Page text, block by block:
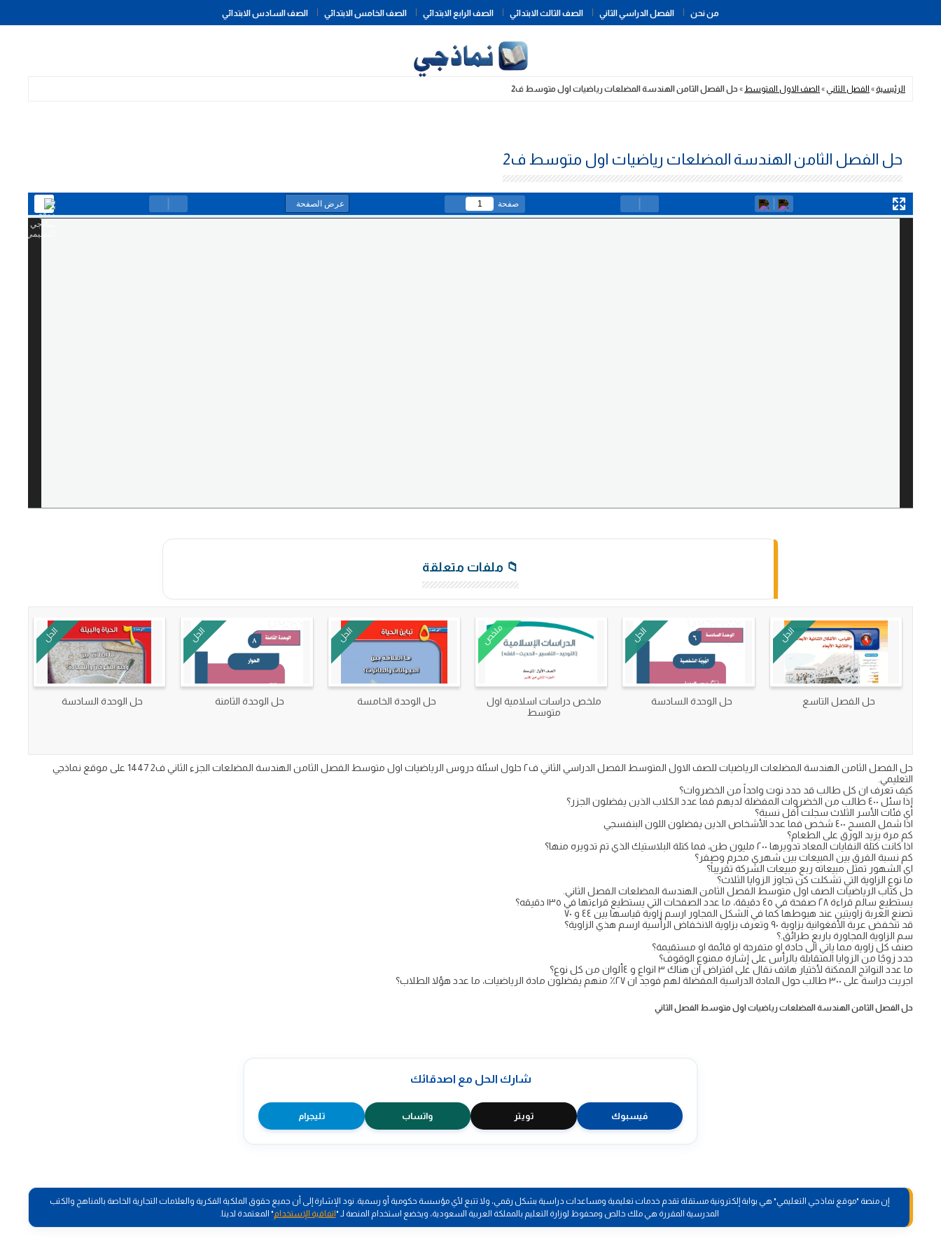
Skip
to
من نحن الفصل الدراسي الثاني الصف الثالث الابتدائي الصف الرابع الابتدائي الصف الخامس الابتدائي الصف السادس الابتدائي
الرئيسية » الفصل الثاني » الصف الاول المتوسط »حل الفصل الثامن الهندسة المضلعات رياضيات اول متوسط ف2
حل الفصل الثامن الهندسة المضلعات رياضيات اول متوسط ف2
📁 ملفات متعلقة
الحل
حل الفصل التاسع
الحل
حل الوحدة السادسة
ملخص
ملخص دراسات اسلامية اول
متوسط
الحل
حل الوحدة الخامسة
الحل
حل الوحدة الثامنة
الحل
حل الوحدة السادسة
حل الفصل الثامن الهندسة المضلعات الرياضيات للصف الاول المتوسط الفصل الدراسي الثاني ف٢ حلول اسئلة دروس الرياضيات اول متوسط الفصل الثامن الهندسة المضلعات الجزء الثاني ف2 1447 على موقع نماذجي
التعليمي.
كيف تعرف ان كل طالب قد حدد نوت واحداً من الخضروات؟
إذا سئل ٤٠٠ طالب من الخضروات المفضلة لديهم فما عدد الكلاب الذين يفضلون الجزر؟
اي فئات الأسر الثلاث سجلت أقل نسبة؟
اذا شمل المسح ٤٠٠ شخص فما عدد الأشخاص الذين يفضلون اللون البنفسجي
كم مرة يزيد الورق على الطعام؟
اذا كانت كتلة النفايات المعاد تدويرها ٢٠٠ مليون طن، فما كتلة البلاستيك الذي تم تدويره منها؟
كم نسبة الفرق بين المبيعات بين شهري محرم وصفر؟
اي الشهور تمثل مبيعاته ربع مبيعات الشركة تقريباً؟
ما نوع الزاوية التي تشكلت كن تجاوز الزوايا الثلاث؟
حل كتاب الرياضيات الصف اول متوسط الفصل الثامن الهندسة المضلعات الفصل الثاني.
يستطيع سالم قراءة ٢٨ صفحة في ٤٥ دقيقة، ما عدد الصفحات التي يستطيع قراءتها في ١٣٥ دقيقه؟
تصنع العربة زاويتين عند هبوطها كما في الشكل المجاور ارسم زاوية قياسها بين ٤٤ و ٧٠
قد تنخفض عربة الأفغوانية بزاوية ٩٠ وتعرف بزاوية الانخفاض الرأسية ارسم هذي الزاوية؟
سم الزاوية المجاورة باربع طرائق.؟
صنف كل زاوية مما ياتي الى حادة او متفرجة او قائمة او مستقيمة؟
حدد زوجًا من الزوايا المتقابلة بالرأس على إشارة ممنوع الوقوف؟
ما عدد النواتج الممكنة لأختيار هاتف نقال على افتراض ان هناك ٣ انواع و ٤ألوان من كل نوع؟
اجريت دراسة على ٣٠٠ طالب حول المادة الدراسية المفضلة لهم فوجد ان ٢٧٪ منهم يفضلون مادة الرياضيات، ما عدد هؤلا الطلاب؟
حل الفصل الثامن الهندسة المضلعات رياضيات اول متوسط الفصل الثاني
شارك الحل مع اصدقائك
فيسبوك تويتر واتساب تليجرام
إن منصة "موقع نماذجي التعليمي" هي بوابة إلكترونية مستقلة تقدم خدمات تعليمية ومساعدات دراسية بشكل رقمي، ولا تتبع لأي مؤسسة حكومية أو رسمية. نود الإشارة إلى أن جميع حقوق الملكية الفكرية والعلامات التجارية الخاصة بالمناهج والكتب
المدرسية المقررة هي ملك خالص ومحفوظ لوزارة التعليم بالمملكة العربية السعودية، ويخضع استخدام المنصة لـ "اتفاقية الإستخدام " المعتمدة لدينا.